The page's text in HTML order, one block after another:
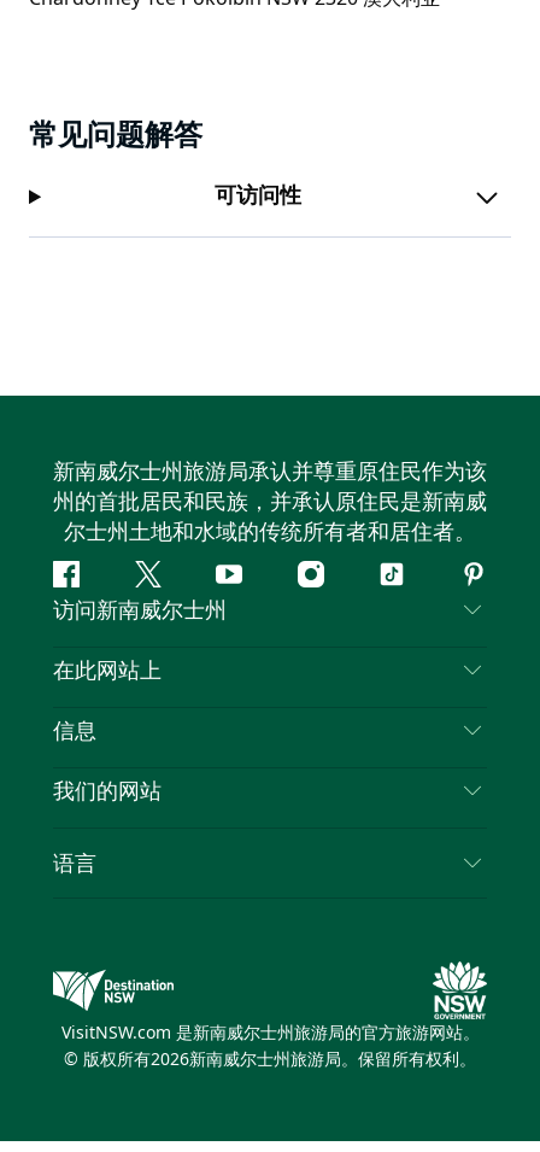
常见问题解答
可访问性
新南威尔士州旅游局承认并尊重原住民作为该
州的首批居民和民族，并承认原住民是新南威
尔士州土地和水域的传统所有者和居住者。
Facebook叽
叽
喳
YouTubeInstagram
抖
访问新南威尔士州
联系我们
隐私
Cookie 通知
在此网站上
目的地
新南威尔士州公路旅行
活动
信息
旅行信息
新南威尔士州的商业
我们的网站
新南威尔士州旅游局媒体中心
缤纷悉尼灯光音乐节
语言
VisitNSW.com 是新南威尔士州旅游局的官方旅游网站。
© 版权所有2026新南威尔士州旅游局。保留所有权利。